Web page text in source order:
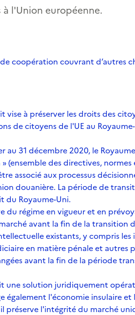
l'Union européenne.
coopération couvrant d’autres
à préserver les droits des
de citoyens de l'UE au
au 31 décembre 2020, le
(ensemble des directives, normes
associé aux processus
douanière. La période de
du Royaume-Uni.
du régime en vigueur et en
avant la fin de la transition
existants, y compris les
en matière pénale et autres
avant la fin de la période
une solution juridiquement
l'économie insulaire et
préserve l'intégrité du marché